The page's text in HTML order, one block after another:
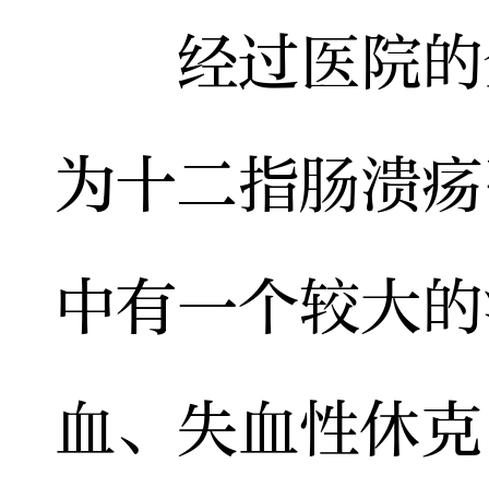
经过医院的
为十二指肠溃
中有一个较大
血、失血性休